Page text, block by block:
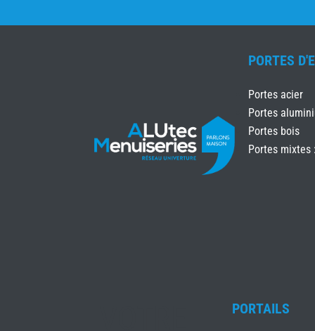
PORTES
Portes acier
Portes
Portes bois
Portes
PORTAILS